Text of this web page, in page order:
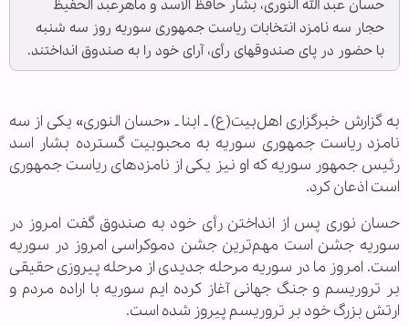
حسان عبد الله النوری، بشار حافظ الاسد و ماهرعبد الحفیظ
حجار سه نامزد انتخابات ریاست جمهوری سوریه روز سه شنبه
با حضور در پای صندوقهای رأی، آرای خود را به صندوق انداختند.
به گزارش خبرگزاری اهل‌بیت(ع) ـ ابنا ـ «حسان النوری» یکی از سه
نامزد ریاست جمهوری سوریه به محبوبیت گسترده بشار اسد
رئیس جمهور سوریه که او نیز یکی از نامزدهای ریاست جمهوری
است اذعان کرد.
حسان نوری پس از انداختن رأی خود به صندوق گفت امروز در
سوریه جشن است مهم‌ترین جشن دموکراسی امروز در سوریه
است. امروز ما در سوریه مرحله جدیدی از مرحله پیروزی حقیقی
بر تروریسم و جنگ جهانی آغاز کرده ایم سوریه با اراده مردم و
ارتش بزرگ خود بر تروریسم پیروز شده است.